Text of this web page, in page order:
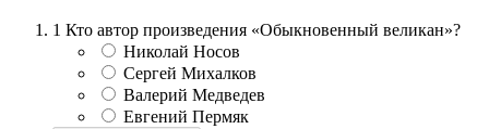
1 Кто автор произведения «Обыкновенный великан»?
Николай Носов
Сергей Михалков
Валерий Медведев
Евгений Пермяк